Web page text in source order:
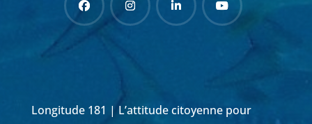
Longitude 181 | L’attitude citoyenne pour